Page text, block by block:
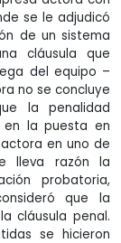
se le adjudicó
de un sistema
cláusula que
del equipo –
no se concluye
la penalidad
la puesta en
en uno de
lleva razón la
probatoria,
que la
cláusula penal.
se hicieron